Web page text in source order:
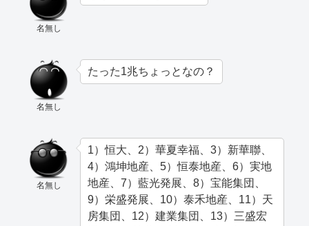
名無し
名無し
たった1兆ちょっとなの？
名無し
1）恒大、2）華夏幸福、3）新華聯、
4）鴻坤地産、5）恒泰地産、6）実地
地産、7）藍光発展、8）宝能集団、
9）栄盛発展、10）泰禾地産、11）天
房集団、12）建業集団、13）三盛宏